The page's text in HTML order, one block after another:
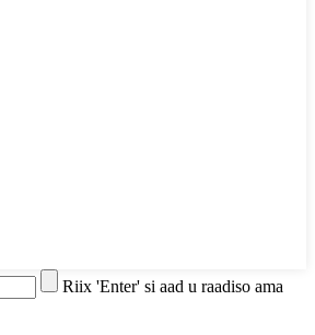
Riix 'Enter' si aad u raadiso ama